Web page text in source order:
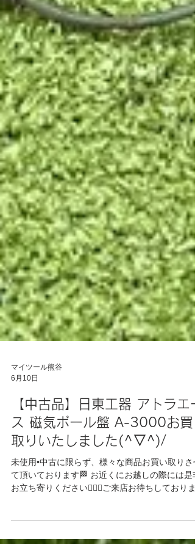
マイツール熊谷
6月10日
【中古品】日東工器 アトラエ
ス 磁気ボール盤 A-3000お買
て頂いております🏁 お近くにお越しの際には是